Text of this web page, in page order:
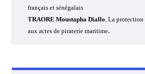
français et sénégalais
TRAORE Moustapha Diallo, La protection
aux actes de piraterie maritime.